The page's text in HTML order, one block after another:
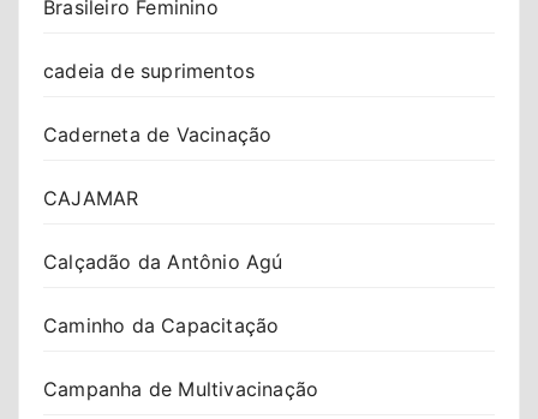
Brasileiro Feminino
cadeia de suprimentos
Caderneta de Vacinação
CAJAMAR
Calçadão da Antônio Agú
Caminho da Capacitação
Campanha de Multivacinação